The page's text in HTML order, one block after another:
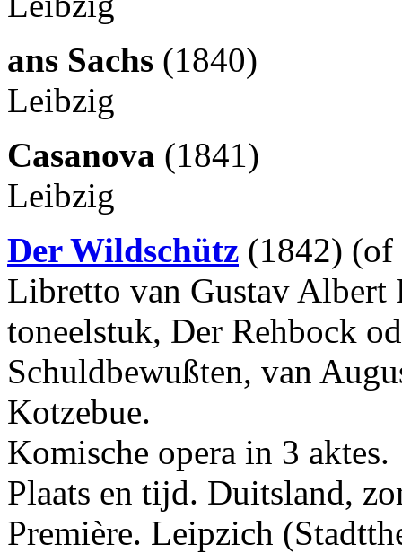
ans Sachs (1840)
Leibzig
Casanova (1841)
Leibzig
Der Wildschütz (1842) (of
Libretto van Gustav Albert
toneelstuk, Der Rehbock
Schuldbewußten, van
Kotzebue.
Komische opera in 3 aktes.
Plaats en tijd. Duitsland,
Première. Leipzich